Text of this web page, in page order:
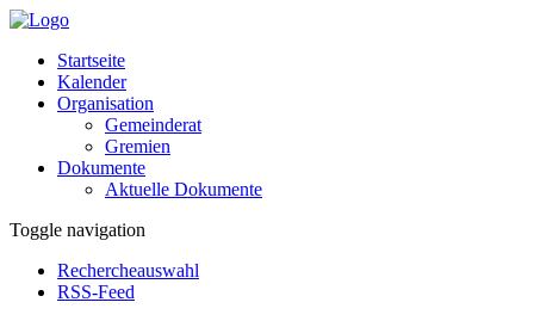
Startseite
Kalender
Organisation
Gemeinderat
Gremien
Dokumente
Aktuelle Dokumente
Toggle navigation
Rechercheauswahl
RSS-Feed